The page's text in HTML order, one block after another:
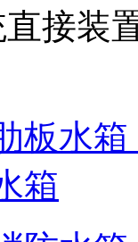
接装
板水
箱